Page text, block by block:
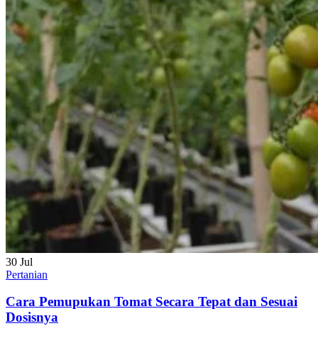
30 Jul
Pertanian
Cara Pemupukan Tomat Secara Tepat dan Sesuai
Dosisnya